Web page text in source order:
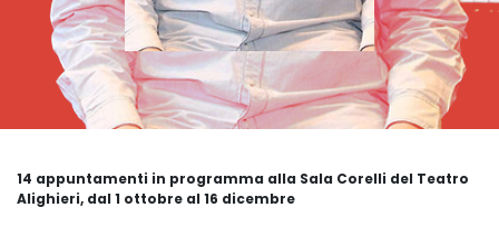
14 appuntamenti in programma alla Sala Corelli del Teatro
Alighieri, dal 1 ottobre al 16 dicembre